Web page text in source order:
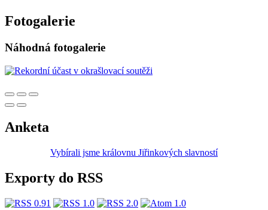
Fotogalerie
Náhodná fotogalerie
Anketa
Vybírali jsme královnu Jiřinkových slavností
Exporty do RSS